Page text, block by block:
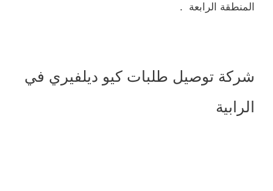
المنطقة الرابعة .
شركة توصيل طلبات كيو ديلفيري في
الرابية